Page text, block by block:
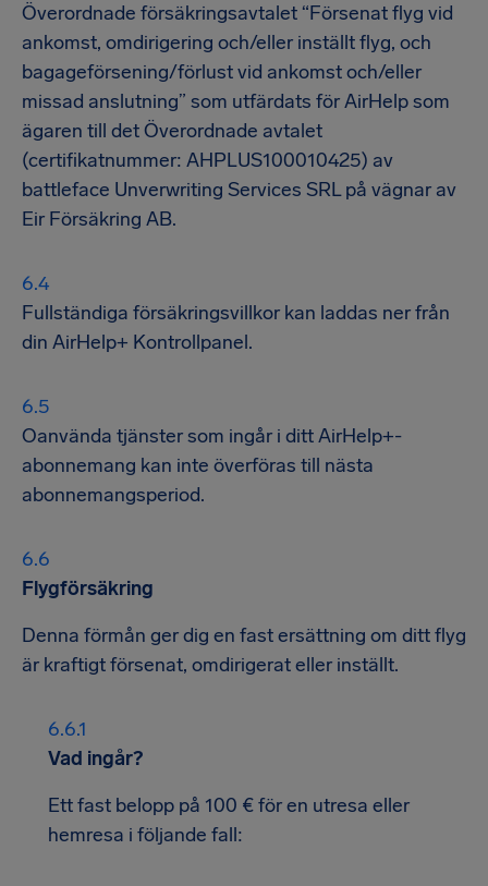
Överordnade försäkringsavtalet “Försenat flyg vid
ankomst, omdirigering och/eller inställt flyg, och
bagageförsening/förlust vid ankomst och/eller
missad anslutning” som utfärdats för AirHelp som
ägaren till det Överordnade avtalet
(certifikatnummer: AHPLUS100010425) av
battleface Unverwriting Services SRL på vägnar av
Eir Försäkring AB.
Fullständiga försäkringsvillkor kan laddas ner från
din AirHelp+ Kontrollpanel.
Oanvända tjänster som ingår i ditt AirHelp+-
abonnemang kan inte överföras till nästa
abonnemangsperiod.
Flygförsäkring
Denna förmån ger dig en fast ersättning om ditt flyg
är kraftigt försenat, omdirigerat eller inställt.
Vad ingår?
Ett fast belopp på 100 € för en utresa eller
hemresa i följande fall: